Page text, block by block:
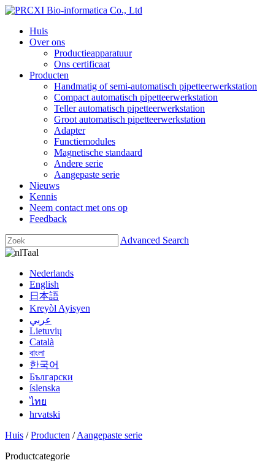
Huis
Over ons
Productieapparatuur
Ons certificaat
Producten
Handmatig of semi-automatisch pipetteerwerkstation
Compact automatisch pipetteerwerkstation
Teller automatisch pipetteerwerkstation
Groot automatisch pipetteerwerkstation
Adapter
Functiemodules
Magnetische standaard
Andere serie
Aangepaste serie
Nieuws
Kennis
Neem contact met ons op
Feedback
Advanced Search
Taal
Nederlands
English
日本語
Kreyòl Ayisyen
عربي
Lietuvių
Català
বাংলা
한국어
Български
íslenska
ไทย
hrvatski
Huis /Producten /Aangepaste serie
Productcategorie